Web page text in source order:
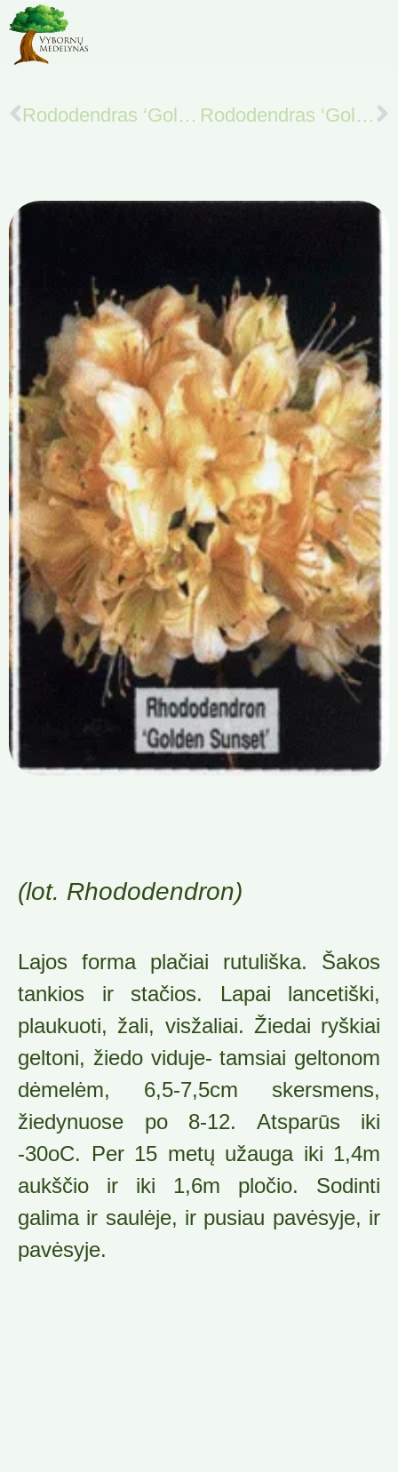
Rododendras ‘Golden Eagle’ Rododendras ‘Goldkrone’
(lot. Rhododendron)
Lajos forma plačiai rutuliška. Šakos
tankios ir stačios. Lapai lancetiški,
plaukuoti, žali, visžaliai. Žiedai ryškiai
geltoni, žiedo viduje- tamsiai geltonom
dėmelėm, 6,5-7,5cm skersmens,
žiedynuose po 8-12. Atsparūs iki
-30oC. Per 15 metų užauga iki 1,4m
aukščio ir iki 1,6m pločio. Sodinti
galima ir saulėje, ir pusiau pavėsyje, ir
pavėsyje.